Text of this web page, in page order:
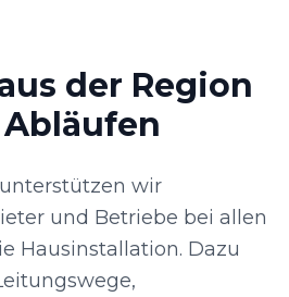
der Region
wir
und Betriebe bei allen
Hausinstallation. Dazu